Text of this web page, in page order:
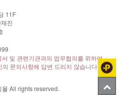
11F
진
및 관련기관과의 업무협의를 위하여
문의사항에 답변 드리지 않습니다.
All rights reserved.